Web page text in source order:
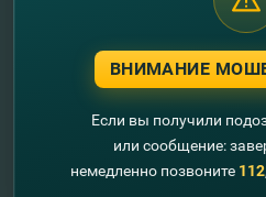
ВНИМАНИЕ
Если вы получили
или сообщение:
немедленно позвоните 112